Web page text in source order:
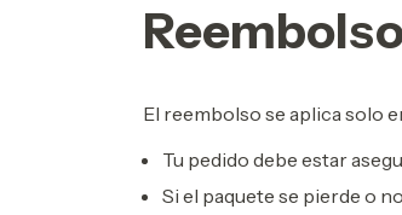
El reembolso se aplica solo
Tu pedido debe estar
Si el paquete se pierde o